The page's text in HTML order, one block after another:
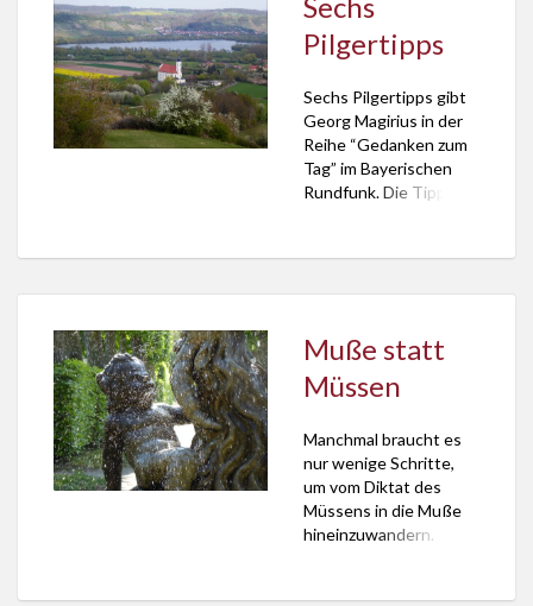
bringen“. Eine wenige
Stunden dauernde
Tour mit dem
Theologen und
Schriftsteller Georg
Magirius biete nämlich
rasante
Perspektivwechsel. Sie
entwachsen freilich
[…]
Pilgertipps
Sechs Pilgertipps gibt
Georg Magirius in der
Reihe “Gedanken zum
Tag” im Bayerischen
Rundfunk. Die Tipps
Franken. Darunter eine
Steigerwald, bei der
man auf den
Kaskuchen als
Wegzehrung trifft und
durch fast schon
dschungelartige Wald-
und Flusslandschaften
Muße statt
Müssen
Manchmal braucht es
nur wenige Schritte,
um vom Diktat des
Müssens in die Muße
hineinzuwandern.